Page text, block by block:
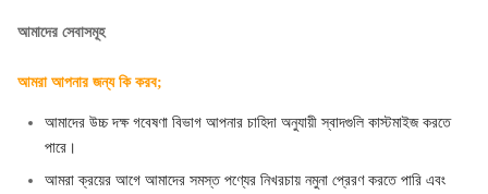
আমাদের সেবাসমূহ
আমরা আপনার জন্য কি করব;
আমাদের উচ্চ দক্ষ গবেষণা বিভাগ আপনার চাহিদা অনুযায়ী স্বাদগুলি কাস্টমাইজ করতে
পারে।
আমরা ক্রয়ের আগে আমাদের সমস্ত পণ্যের নিখরচায় নমুনা প্রেরণ করতে পারি এবং